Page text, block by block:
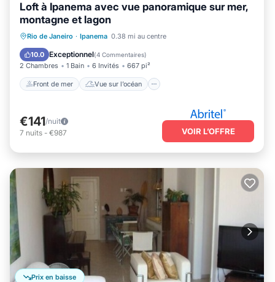
Loft à Ipanema avec vue panoramique sur mer,
montagne et lagon
Rio de Janeiro · Ipanema 0.38 mi au centre
10.0 Exceptionnel(4 Commentaires)
2 Chambres 1 Bain 6 Invités 667 pi²
Front de mer Vue sur l’océan
Front de mer Vue sur l’océan
Cuisine
€141/nuit
7 nuits - €987 VOIR L’OFFRE
Prix en baisse